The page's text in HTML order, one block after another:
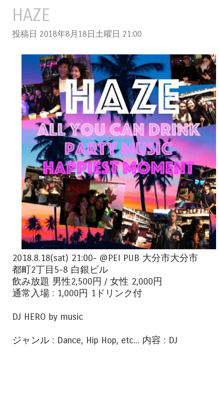
HAZE
投稿日 2018年8月18日土曜日 21:00
2018.8.18(sat) 21:00- @PEI PUB 大分市大分市
都町2丁目5-8 白銀ビル
飲み放題 男性2,500円 / 女性 2,000円
通常入場 : 1,000円 1ドリンク付
DJ HERO by music
ジャンル : Dance, Hip Hop, etc... 内容 : DJ